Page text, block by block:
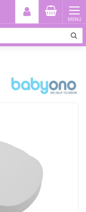
MENU